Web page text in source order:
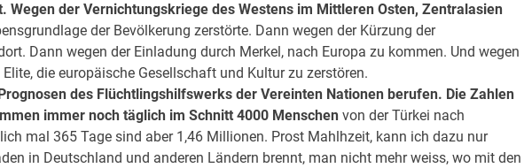
Wegen der Vernichtungskriege des Westens im Mittleren Osten, Zentralasien
der Bevölkerung zerstörte. Dann wegen der Kürzung der
Dann wegen der Einladung durch Merkel, nach Europa zu kommen. Und wegen
die europäische Gesellschaft und Kultur zu zerstören.
des Flüchtlingshilfswerks der Vereinten Nationen berufen. Die Zahlen
immer noch täglich im Schnitt 4000 Menschenvon der Türkei nach
mal 365 Tage sind aber 1,46 Millionen. Prost Mahlhzeit, kann ich dazu nur
in Deutschland und anderen Ländern brennt, man nicht mehr weiss, wo mit den